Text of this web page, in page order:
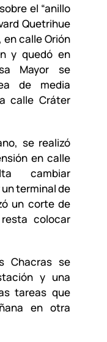
el “anillo
Quetrihue
calle Orión
y quedó en
Mayor se
de media
calle Cráter
se realizó
en calle
cambiar
terminal de
un corte de
colocar
Chacras se
y una
tareas que
en otra